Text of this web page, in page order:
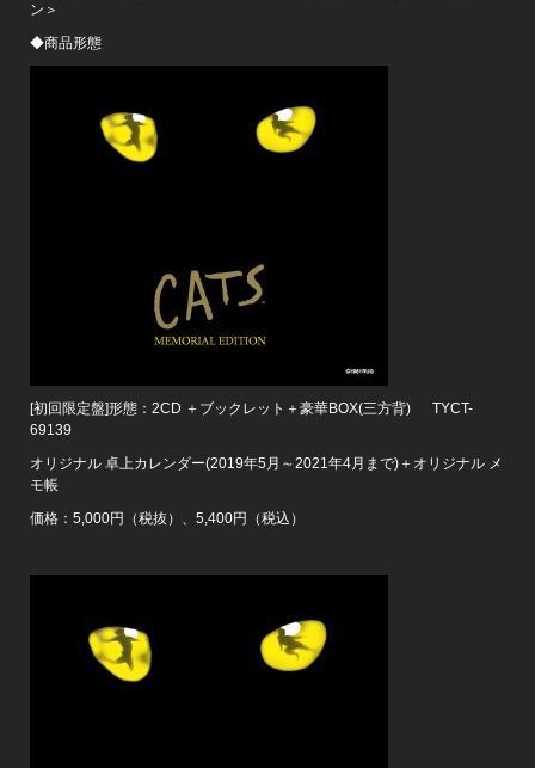
ン＞
◆商品形態
[初回限定盤]形態：2CD ＋ブックレット＋豪華BOX(三方背) TYCT-
69139
オリジナル 卓上カレンダー(2019年5月～2021年4月まで)＋オリジナル メ
モ帳
価格：5,000円（税抜）、5,400円（税込）